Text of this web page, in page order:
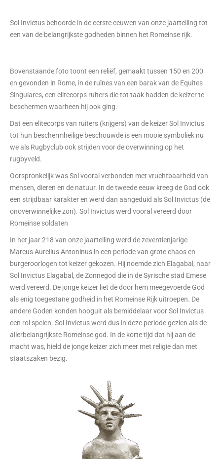
Sol Invictus behoorde in de eerste eeuwen van onze jaartelling tot
een van de belangrijkste godheden binnen het Romeinse rijk.
Bovenstaande foto toont een reliëf, gemaakt tussen 150 en 200
en gevonden in Rome, in de ruïnes van een barak van de Equites
Singulares, een elitecorps ruiters die tot taak hadden de keizer te
beschermen waarheen hij ook ging.
Dat een elitecorps van ruiters (krijgers) van de keizer Sol Invictus
tot hun beschermheilige beschouwde is een mooie symboliek nu
we als Rugbyclub ook strijden voor de overwinning op het
rugbyveld.
Oorspronkelijk was Sol vooral verbonden met vruchtbaarheid van
mensen, dieren en de natuur. In de tweede eeuw kreeg de God ook
een strijdbaar karakter en werd dan aangeduid als Sol Invictus (de
onoverwinnelijke zon). Sol Invictus werd vooral vereerd door
Romeinse soldaten
In het jaar 218 van onze jaartelling werd de zeventienjarige
Marcus Aurelius Antoninus in een periode van grote chaos en
burgeroorlogen tot keizer gekozen. Hij noemde zich Elagabal, naar
Sol Invictus Elagabal, de Zonnegod die in de Syrische stad Emese
werd vereerd. De jonge keizer liet de door hem meegevoerde God
als enig toegestane godheid in het Romeinse Rijk uitroepen. De
andere Goden konden hooguit als bemiddelaar voor Sol Invictus
een rol spelen. Sol Invictus werd dus in deze periode gezien als de
allerbelangrijkste Romeinse god. In de korte tijd dat hij aan de
macht was, hield de jonge keizer zich meer met religie dan met
staatszaken bezig.